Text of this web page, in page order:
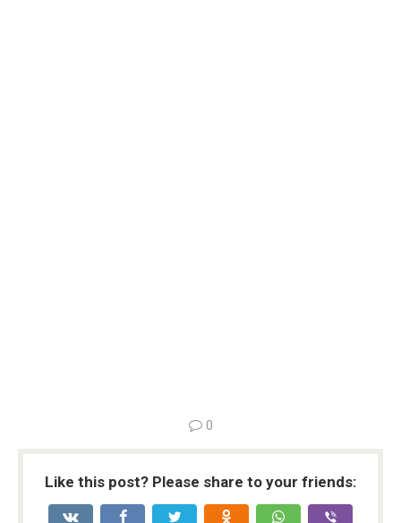
0
Like this post? Please share to your friends: